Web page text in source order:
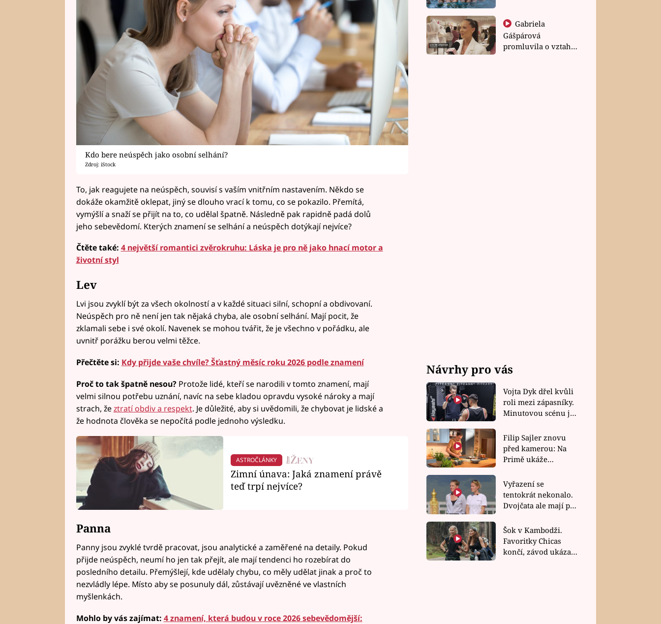
Kdo bere neúspěch jako osobní selhání?
Zdroj: iStock
To, jak reagujete na neúspěch, souvisí s vaším vnitřním nastavením. Někdo se
dokáže okamžitě oklepat, jiný se dlouho vrací k tomu, co se pokazilo. Přemítá,
vymýšlí a snaží se přijít na to, co udělal špatně. Následně pak rapidně padá dolů
jeho sebevědomí. Kterých znamení se selhání a neúspěch dotýkají nejvíce?
Čtěte také: 4 největší romantici zvěrokruhu: Láska je pro ně jako hnací motor a
životní styl
Lev
Lvi jsou zvyklí být za všech okolností a v každé situaci silní, schopní a obdivovaní.
Neúspěch pro ně není jen tak nějaká chyba, ale osobní selhání. Mají pocit, že
zklamali sebe i své okolí. Navenek se mohou tvářit, že je všechno v pořádku, ale
uvnitř porážku berou velmi těžce.
Přečtěte si: Kdy přijde vaše chvíle? Šťastný měsíc roku 2026 podle znamení
Proč to tak špatně nesou?Protože lidé, kteří se narodili v tomto znamení, mají
velmi silnou potřebu uznání, navíc na sebe kladou opravdu vysoké nároky a mají
strach, žeztratí obdiv a respekt. Je důležité, aby si uvědomili, že chybovat je lidské a
že hodnota člověka se nepočítá podle jednoho výsledku.
ASTROČLÁNKY
Zimní únava: Jaká znamení právě
teď trpí nejvíce?
Panna
Panny jsou zvyklé tvrdě pracovat, jsou analytické a zaměřené na detaily. Pokud
přijde neúspěch, neumí ho jen tak přejít, ale mají tendenci ho rozebírat do
posledního detailu. Přemýšlejí, kde udělaly chybu, co měly udělat jinak a proč to
nezvládly lépe. Místo aby se posunuly dál, zůstávají uvězněné ve vlastních
myšlenkách.
Mohlo by vás zajímat: 4 znamení, která budou v roce 2026 sebevědomější:
Gabriela
Gášpárová
promluvila o vztahu
Návrhy pro vás
Vojta Dyk dřel kvůli
roli mezi zápasníky.
Minutovou scénu jel
Filip Sajler znovu
před kamerou: Na
Primě ukáže
rychlé recepty
Vyřazení se
tentokrát nekonalo.
Dvojčata ale mají po
závodu nůž na krku
Šok v Kambodži.
Favoritky Chicas
končí, závod ukázal